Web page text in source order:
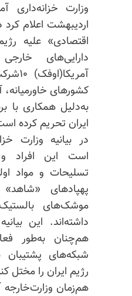
اردیبهشت اعلام کرد
اقتصادی» علیه
دارایی‌های
کشورهای خاورمیانه،
به‌دلیل همکاری با
ایران تحریم کرده
در بیانیه وزارت
است این افراد
تسلیحات و مواد
پهپادهای
موشک‌های
داشته‌اند. این
هم‌چنان به‌طور
شبکه‌های پشتیبان
رژیم ایران را مختل